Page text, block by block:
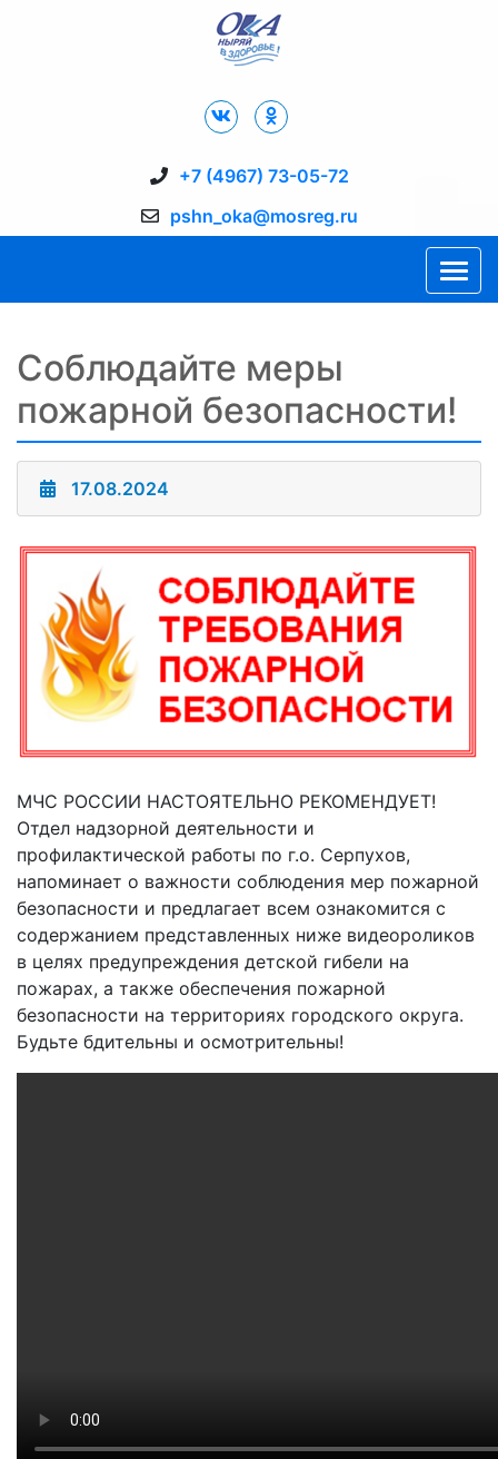
+7 (4967) 73-05-72
pshn_oka@mosreg.ru
Соблюдайте меры
пожарной безопасности!
17.08.2024
МЧС РОССИИ НАСТОЯТЕЛЬНО РЕКОМЕНДУЕТ!
Отдел надзорной деятельности и
профилактической работы по г.о. Серпухов,
напоминает о важности соблюдения мер пожарной
безопасности и предлагает всем ознакомится с
содержанием представленных ниже видеороликов
в целях предупреждения детской гибели на
пожарах, а также обеспечения пожарной
безопасности на территориях городского округа.
Будьте бдительны и осмотрительны!